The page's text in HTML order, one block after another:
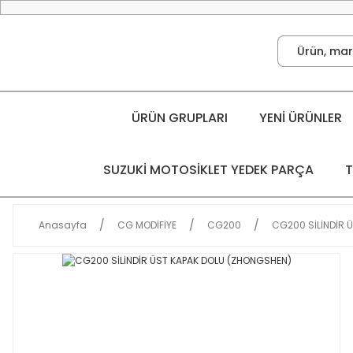
ÜRÜN GRUPLARI YENİ ÜRÜNLER
SUZUKİ MOTOSİKLET YEDEK PARÇA
Anasayfa CG MODİFİYE CG200 CG200 SİLİNDİR